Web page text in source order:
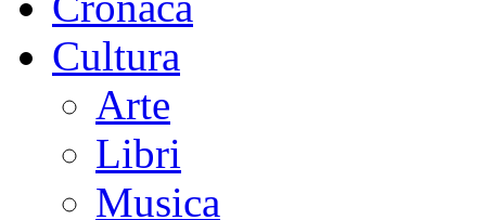
Cultura
Arte
Libri
Musica